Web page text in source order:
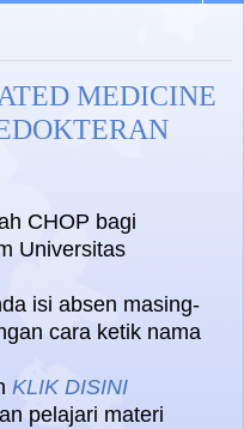
MEDICINE
CHOP bagi
Universitas
isi absen masing-
cara ketik nama
KLIK DISINI
pelajari materi